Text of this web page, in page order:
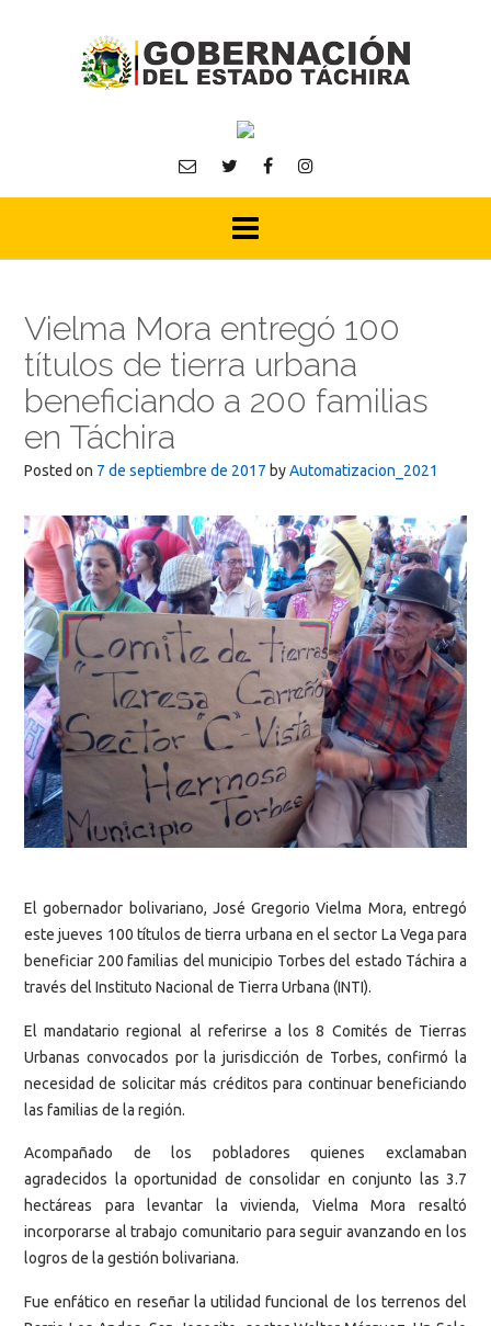
Vielma Mora entregó 100
títulos de tierra urbana
beneficiando a 200 familias
en Táchira
Posted on 7 de septiembre de 2017 byAutomatizacion_2021
El gobernador bolivariano, José Gregorio Vielma Mora, entregó
este jueves 100 títulos de tierra urbana en el sector La Vega para
beneficiar 200 familias del municipio Torbes del estado Táchira a
través del Instituto Nacional de Tierra Urbana (INTI).
El mandatario regional al referirse a los 8 Comités de Tierras
Urbanas convocados por la jurisdicción de Torbes, confirmó la
necesidad de solicitar más créditos para continuar beneficiando
las familias de la región.
Acompañado de los pobladores quienes exclamaban
agradecidos la oportunidad de consolidar en conjunto las 3.7
hectáreas para levantar la vivienda, Vielma Mora resaltó
incorporarse al trabajo comunitario para seguir avanzando en los
logros de la gestión bolivariana.
Fue enfático en reseñar la utilidad funcional de los terrenos del